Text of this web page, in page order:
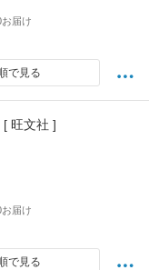
届け
で見る
旺文社 ]
届け
で見る